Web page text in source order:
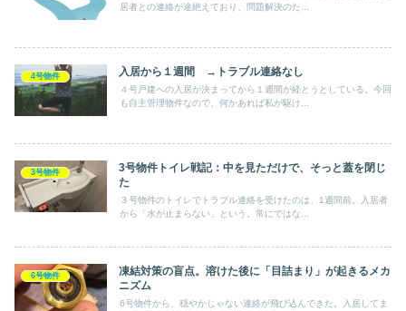
居者との連絡が途絶えており、問題解決のた...
4号物件 入居から１週間 →トラブル連絡なし
４号戸建への入居が決まってから１週間が経とうとしている。今回
も自主管理物件なので、何かあれば私が駆け...
3号物件
3号物件トイレ戦記：中を見ただけで、そっと蓋を閉じ
た
３号物件のトイレでトラブル連絡を受けたのは、1週間前。入居者
から「水が止まらない」という。常にではな...
6号物件
凍結対策の盲点。溶けた後に「目詰まり」が起きるメカ
ニズム
6号物件から、穏やかじゃない連絡が飛び込んできた。入居してま